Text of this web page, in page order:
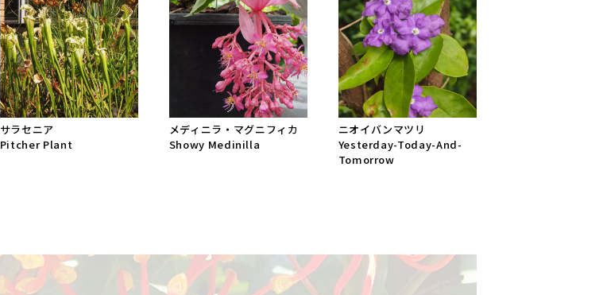
サラセニア
Pitcher Plant
メディニラ・マグニフィカ
Showy Medinilla
ニオイバンマツリ
Yesterday-Today-And-
Tomorrow